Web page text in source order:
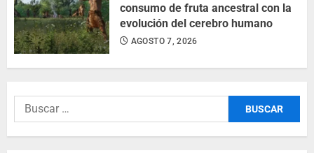
consumo de fruta ancestral con la
evolución del cerebro humano
AGOSTO 7, 2026